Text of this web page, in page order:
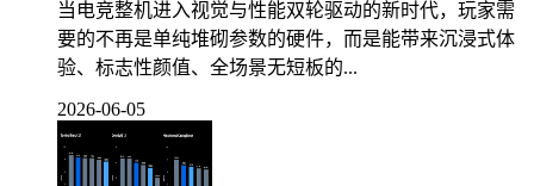
当电竞整机进入视觉与性能双轮驱动的新时代，玩家需
要的不再是单纯堆砌参数的硬件，而是能带来沉浸式体
验、标志性颜值、全场景无短板的...
2026-06-05